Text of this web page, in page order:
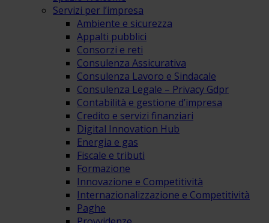
Servizi per l’impresa
Ambiente e sicurezza
Appalti pubblici
Consorzi e reti
Consulenza Assicurativa
Consulenza Lavoro e Sindacale
Consulenza Legale – Privacy Gdpr
Contabilità e gestione d’impresa
Credito e servizi finanziari
Digital Innovation Hub
Energia e gas
Fiscale e tributi
Formazione
Innovazione e Competitività
Internazionalizzazione e Competitività
Paghe